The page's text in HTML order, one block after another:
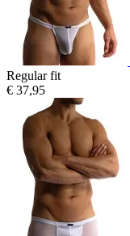
Regular fit
€ 37,95